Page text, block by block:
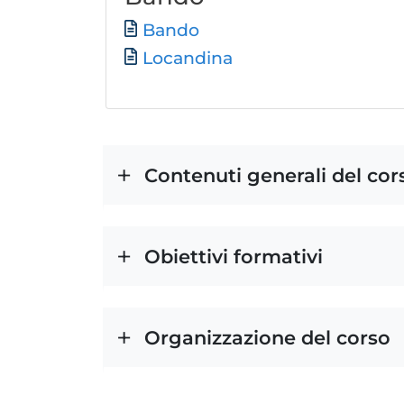
Documento
Bando
Locandina
Contenuti generali del
Obiettivi formativi
Organizzazione del corso